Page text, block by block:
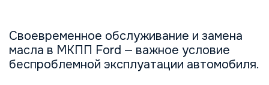
Своевременное обслуживание и замена
масла в МКПП Ford — важное условие
беспроблемной эксплуатации автомобиля.